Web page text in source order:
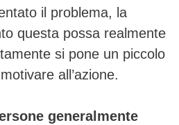
il problema, la
questa possa realmente
si pone un piccolo
all’azione.
generalmente